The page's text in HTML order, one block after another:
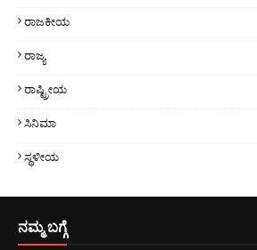
ರಾಜಕೀಯ
ರಾಜ್ಯ
ರಾಷ್ಟ್ರೀಯ
ಸಿನಿಮಾ
ಸ್ಥಳೀಯ
ನಮ್ಮ ಬಗ್ಗೆ